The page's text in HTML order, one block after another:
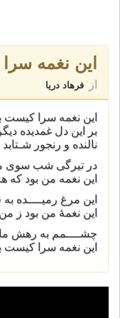
این نغمه
از فرهاد دریا
این نغمه سرا کیست
بر این دل غمدیده
نالنده و رنجور
در تیرگی شب سوی
این نغمه من بود که
این مرغ رمیــــده به
این نغمۀ من بود ز
چشــــمم به رهش
این نغمه سرا کیست